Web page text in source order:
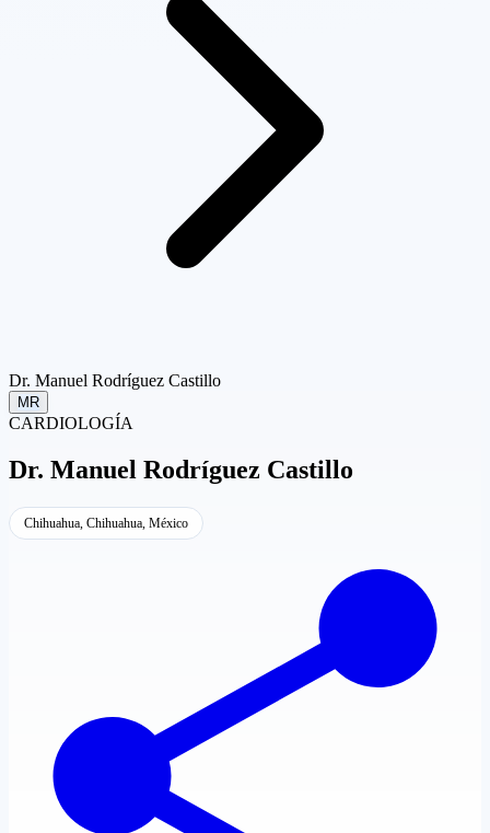
Dr. Manuel Rodríguez Castillo
MR
CARDIOLOGÍA
Dr. Manuel Rodríguez Castillo
Chihuahua, Chihuahua, México